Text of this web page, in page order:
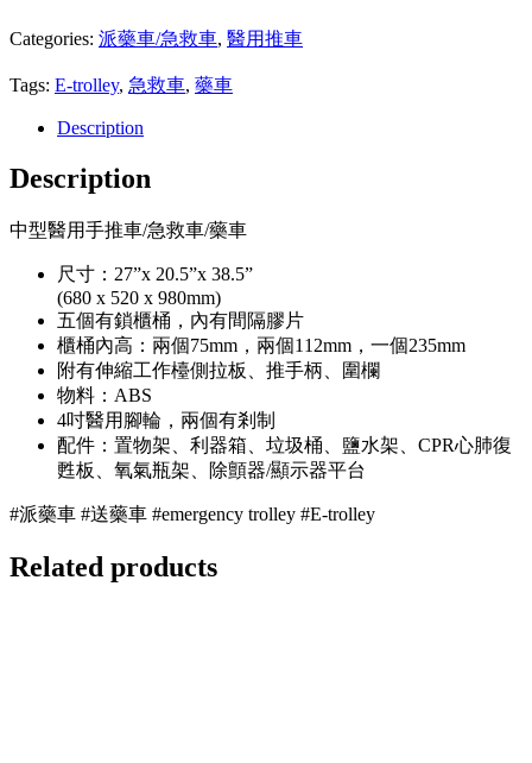
Categories: 派藥車/急救車, 醫用推車
Tags: E-trolley, 急救車, 藥車
Description
Description
中型醫用手推車/急救車/藥車
尺寸：27”x 20.5”x 38.5”
(680 x 520 x 980mm)
五個有鎖櫃桶，內有間隔膠片
櫃桶內高：兩個75mm，兩個112mm，一個235mm
附有伸縮工作檯側拉板、推手柄、圍欄
物料：ABS
4吋醫用腳輪，兩個有剎制
配件：置物架、利器箱、垃圾桶、鹽水架、CPR心肺復
甦板、氧氣瓶架、除顫器/顯示器平台
#派藥車 #送藥車 #emergency trolley #E-trolley
Related products